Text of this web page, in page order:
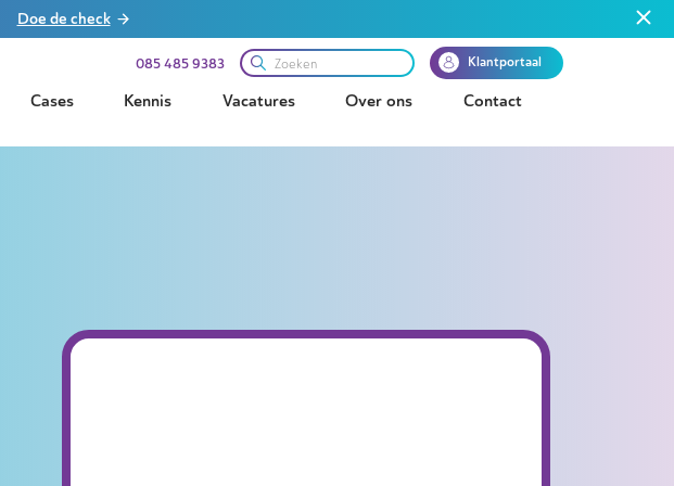
Doe de check
085 485 9383 Klantportaal
Cases Kennis Vacatures Over ons Contact